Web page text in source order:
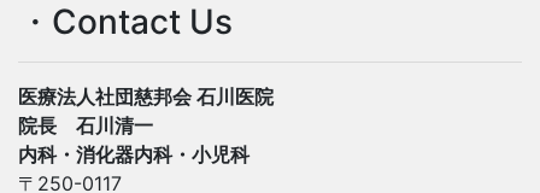
・Contact Us
医療法人社団慈邦会 石川医院
院長 石川清一
内科・消化器内科・小児科
〒250-0117